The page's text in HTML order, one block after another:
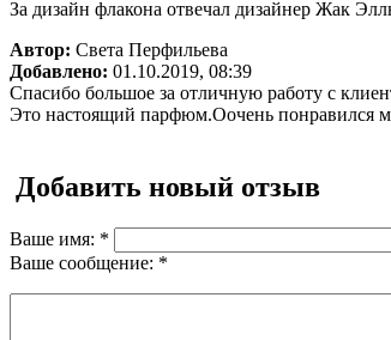
За дизайн флакона отвечал дизайнер Жак
Автор: Света Перфильева
Добавлено: 01.10.2019, 08:39
Спасибо большое за отличную работу с
Это настоящий парфюм.Оочень понравился
Добавить новый отзыв
Ваше имя: *
Ваше сообщение: *